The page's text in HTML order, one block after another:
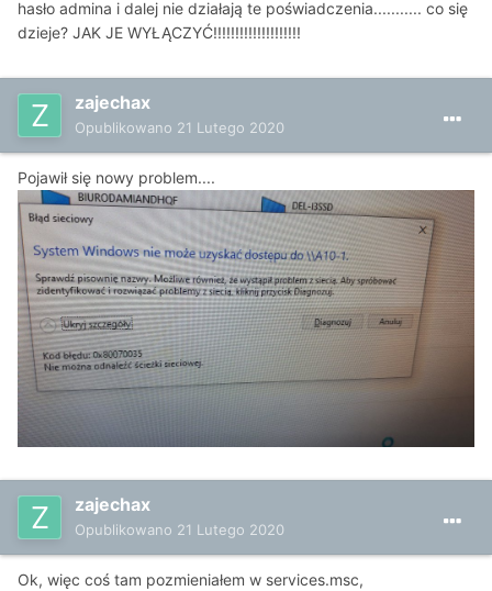
hasło admina i dalej nie działają te poświadczenia........... co się
dzieje? JAK JE WYŁĄCZYĆ!!!!!!!!!!!!!!!!!!!!
zajechax
Opublikowano 21 Lutego 2020
Pojawił się nowy problem....
zajechax
Opublikowano 21 Lutego 2020
Ok, więc coś tam pozmieniałem w services.msc,